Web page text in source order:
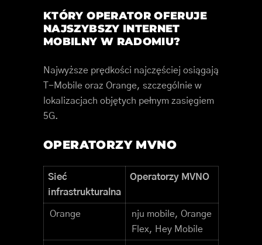
KTÓRY OPERATOR OFERUJE
NAJSZYBSZY INTERNET
MOBILNY W RADOMIU?
Najwyższe prędkości najczęściej osiągają
T-Mobile oraz Orange, szczególnie w
lokalizacjach objętych pełnym zasięgiem
5G.
OPERATORZY MVNO
Sieć
infrastrukturalna
Operatorzy MVNO
Orange
nju mobile, Orange
Flex, Hey Mobile